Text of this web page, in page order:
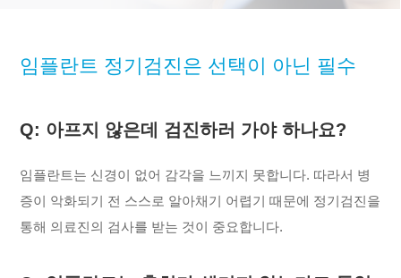
임플란트 정기검진은 선택이 아닌 필수
Q: 아프지 않은데 검진하러 가야 하나요?
임플란트는 신경이 없어 감각을 느끼지 못합니다. 따라서 병
증이 악화되기 전 스스로 알아채기 어렵기 때문에 정기검진을
통해 의료진의 검사를 받는 것이 중요합니다.